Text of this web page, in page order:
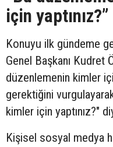
için yaptınız?”
Konuyu ilk gündeme
Genel Başkanı Kudret
düzenlemenin kimler
gerektiğini
kimler için yaptınız?"
Kişisel sosyal medya